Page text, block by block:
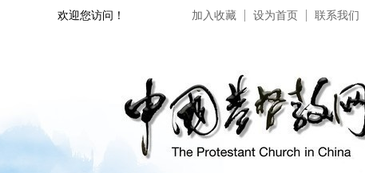
欢迎您访问！ 加入收藏 设为首页 联系我们